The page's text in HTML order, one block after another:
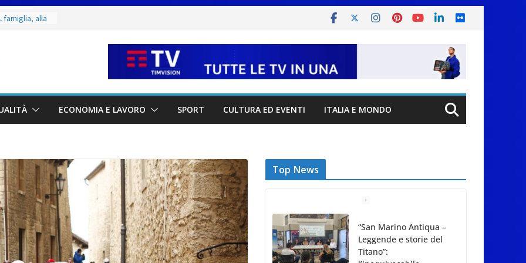
collettiva
Incendi
3 al 9
Marino
per
ECONOMIA E LAVORO SPORT CULTURA ED EVENTI ITALIA E MONDO
Top News
Meno asfalto, più
alberi: San Marino
punta sulla